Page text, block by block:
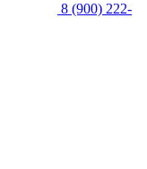
8 (900) 222-